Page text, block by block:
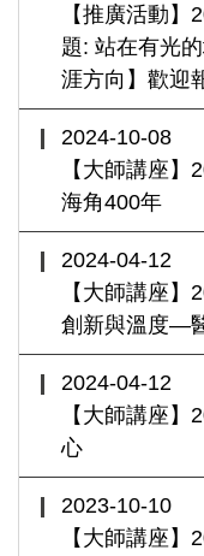
【推廣活動
題: 站在有光
涯方向】歡迎
2024-10-08
【大師講座】
海角400年
2024-04-12
【大師講座】
創新與溫度—
2024-04-12
【大師講座
心
2023-10-10
【大師講座】